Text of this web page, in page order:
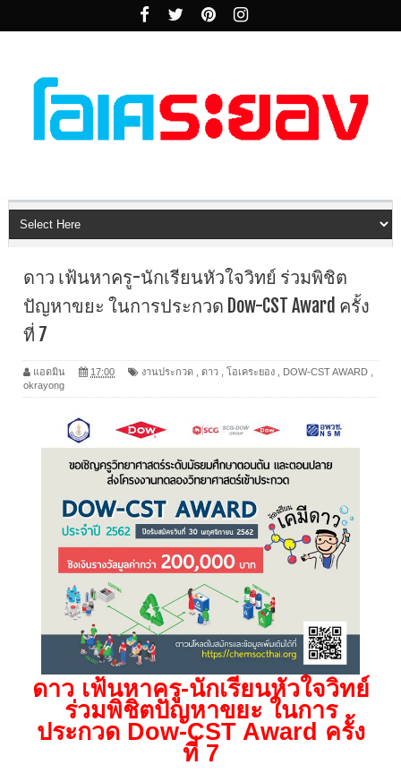
ดาว เฟ้นหาครู-นักเรียนหัวใจวิทย์ ร่วมพิชิต
ปัญหาขยะ ในการประกวด Dow-CST Award ครั้ง
ที่ 7
แอดมิน 17:00 งานประกวด ดาว โอเคระยอง DOW-CST AWARD
okrayong
ดาว เฟ้นหาครู-นักเรียนหัวใจวิทย์
ร่วมพิชิตปัญหาขยะ ในการ
ประกวด Dow-CST Award ครั้ง
ที่ 7